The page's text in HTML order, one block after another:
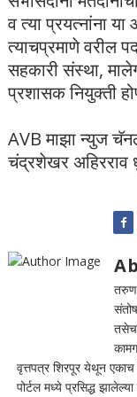
व त्या प्रयत्नांना
त्याचप्रमाणे वरील
सहकारी संस्था,
प्रशासक नियुक्ती
AVB माझा न्युज
चंद्रशेखर अहिरराव
तरुण
तसेच
वृत्तपत्र शिरपूर येथून एकाच
पोर्टल मध्ये प्रसिद्ध